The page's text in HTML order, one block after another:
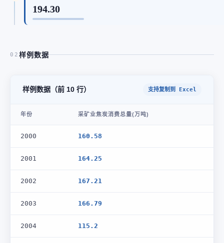
194.30
02 样例数据
样例数据（前 10 行） 支持复制到 Excel
年份 采矿业焦炭消费总量(万吨)
2000 160.58
2001 164.25
2002 167.21
2003 166.79
2004 115.2